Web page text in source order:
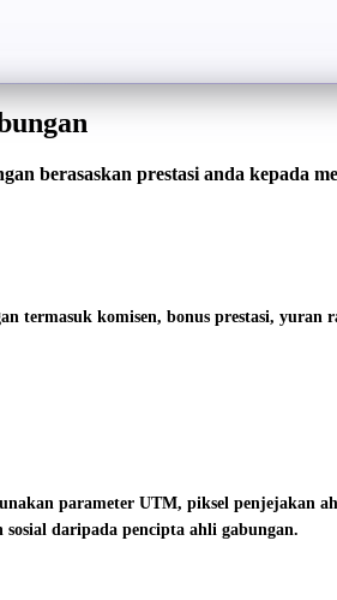
berasaskan prestasi anda kepada
termasuk komisen, bonus prestasi,
parameter UTM, piksel penjejakan
daripada pencipta ahli gabungan.